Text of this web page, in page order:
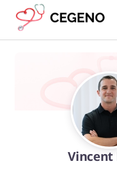
content
Trouver un médecin
Vincent